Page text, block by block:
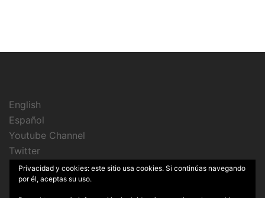
English
Español
Youtube Channel
Twitter
Instagram
Privacidad y cookies: este sitio usa cookies. Si continúas navegando
por él, aceptas su uso.